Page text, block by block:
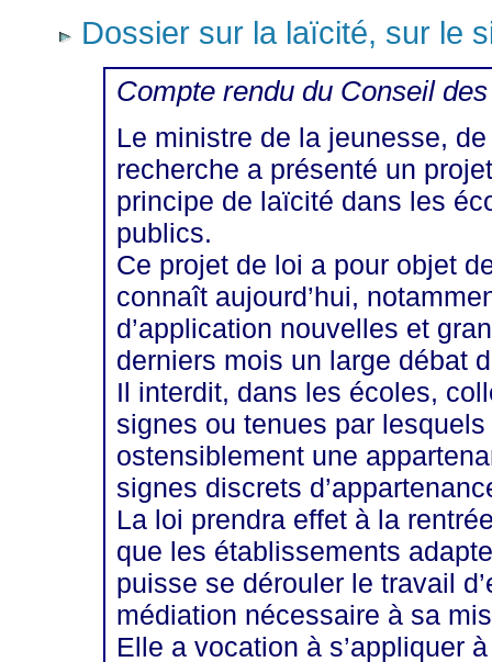
Dossier sur la laïcité, sur le
Compte rendu du Conseil
Le ministre de la jeunesse,
recherche a présenté un
principe de laïcité dans les
publics.
Ce projet de loi a pour objet
connaît aujourd’hui,
d’application nouvelles et
derniers mois un large débat
Il interdit, dans les écoles,
signes ou tenues par
ostensiblement une
signes discrets
La loi prendra effet à la
que les établissements
puisse se dérouler le travail
médiation nécessaire à sa
Elle a vocation à s’appliquer